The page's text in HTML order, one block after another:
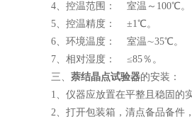
4、控温范围： 室温～100℃。
5、控温精度： ±1℃。
6、环境温度： 室温∼35℃。
7、相对湿度： ≤85％。
三、 萘结晶点试验器的安装：
1、仪器应放置在平整且稳固的
2、打开包装箱，清点备品备件